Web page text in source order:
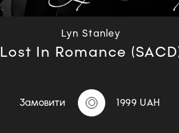
Lyn Stanley
Lost In Romance
Замовити 1999 UAH